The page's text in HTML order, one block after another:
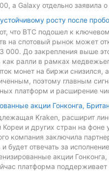
а Galaxy отдельно заявила
росту после
что BTC подошел к
на спотовый рынок может
000. До закрепления выше
как ралли в рамках
монет на биржи снизился,
поэтому главным
платформ и расширение
акции Гонконга,
Kraken, расширит
и других стран на
компания заключила
отвечать за
акции
платформа